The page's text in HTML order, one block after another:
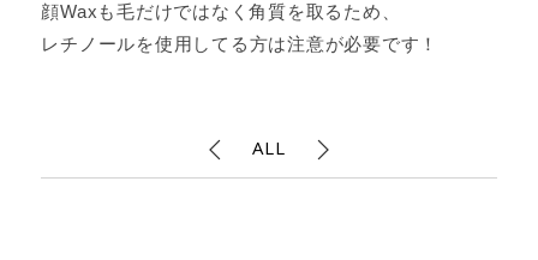
顔Waxも毛だけではなく角質を取るため、
レチノールを使用してる方は注意が必要です！
ALL